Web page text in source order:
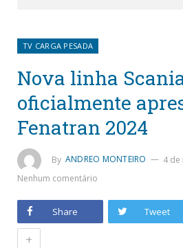
TV CARGA PESADA
Nova linha
oficialmente
Fenatran 2024
By ANDREO MONTEIRO
4
Nenhum comentário
Share Tweet
+